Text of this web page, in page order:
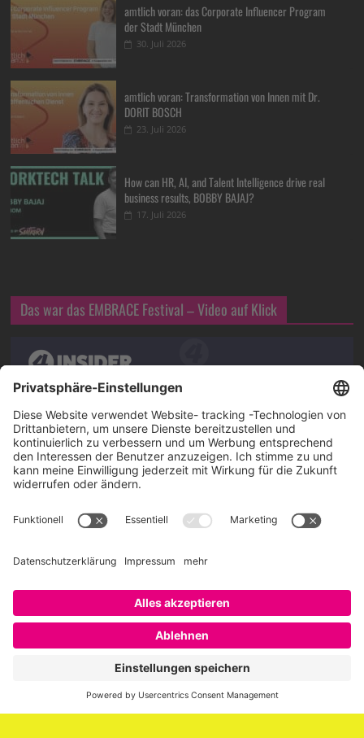
amtlich voran: das Corporate Influencer Program
der Stadt München
30. Juli 2026
amtlich voran: Transformation von Innen mit Dr.
DORIT BOSCH
23. Juli 2026
How can HR, AI, and Talent Intelligence drive real
business results, BOBBY BAJAJ?
17. Juli 2026
Das war das EMBRACE Festival – Video auf Klick
Über SAATKORN
SAATKORN ist der Blog von Gero Hesse. Seit 2009 schreibt
er über die Themen Employer Branding,